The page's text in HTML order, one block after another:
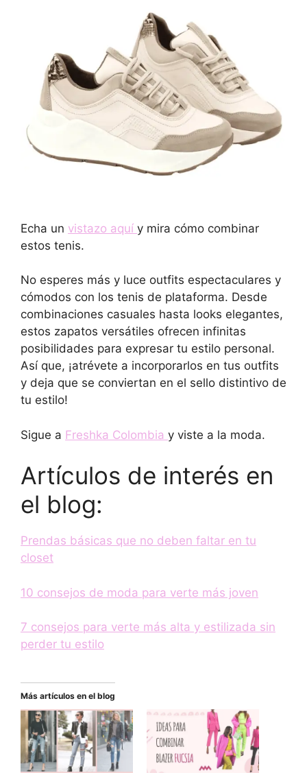
Echa un vistazo aquí y mira cómo combinar
estos tenis.
No esperes más y luce outfits espectaculares y
cómodos con los tenis de plataforma. Desde
combinaciones casuales hasta looks elegantes,
estos zapatos versátiles ofrecen infinitas
posibilidades para expresar tu estilo personal.
Así que, ¡atrévete a incorporarlos en tus outfits
y deja que se conviertan en el sello distintivo de
tu estilo!
Sigue a Freshka Colombia y viste a la moda.
Artículos de interés en
el blog:
Prendas básicas que no deben faltar en tu
closet
10 consejos de moda para verte más joven
7 consejos para verte más alta y estilizada sin
perder tu estilo
Más artículos en el blog